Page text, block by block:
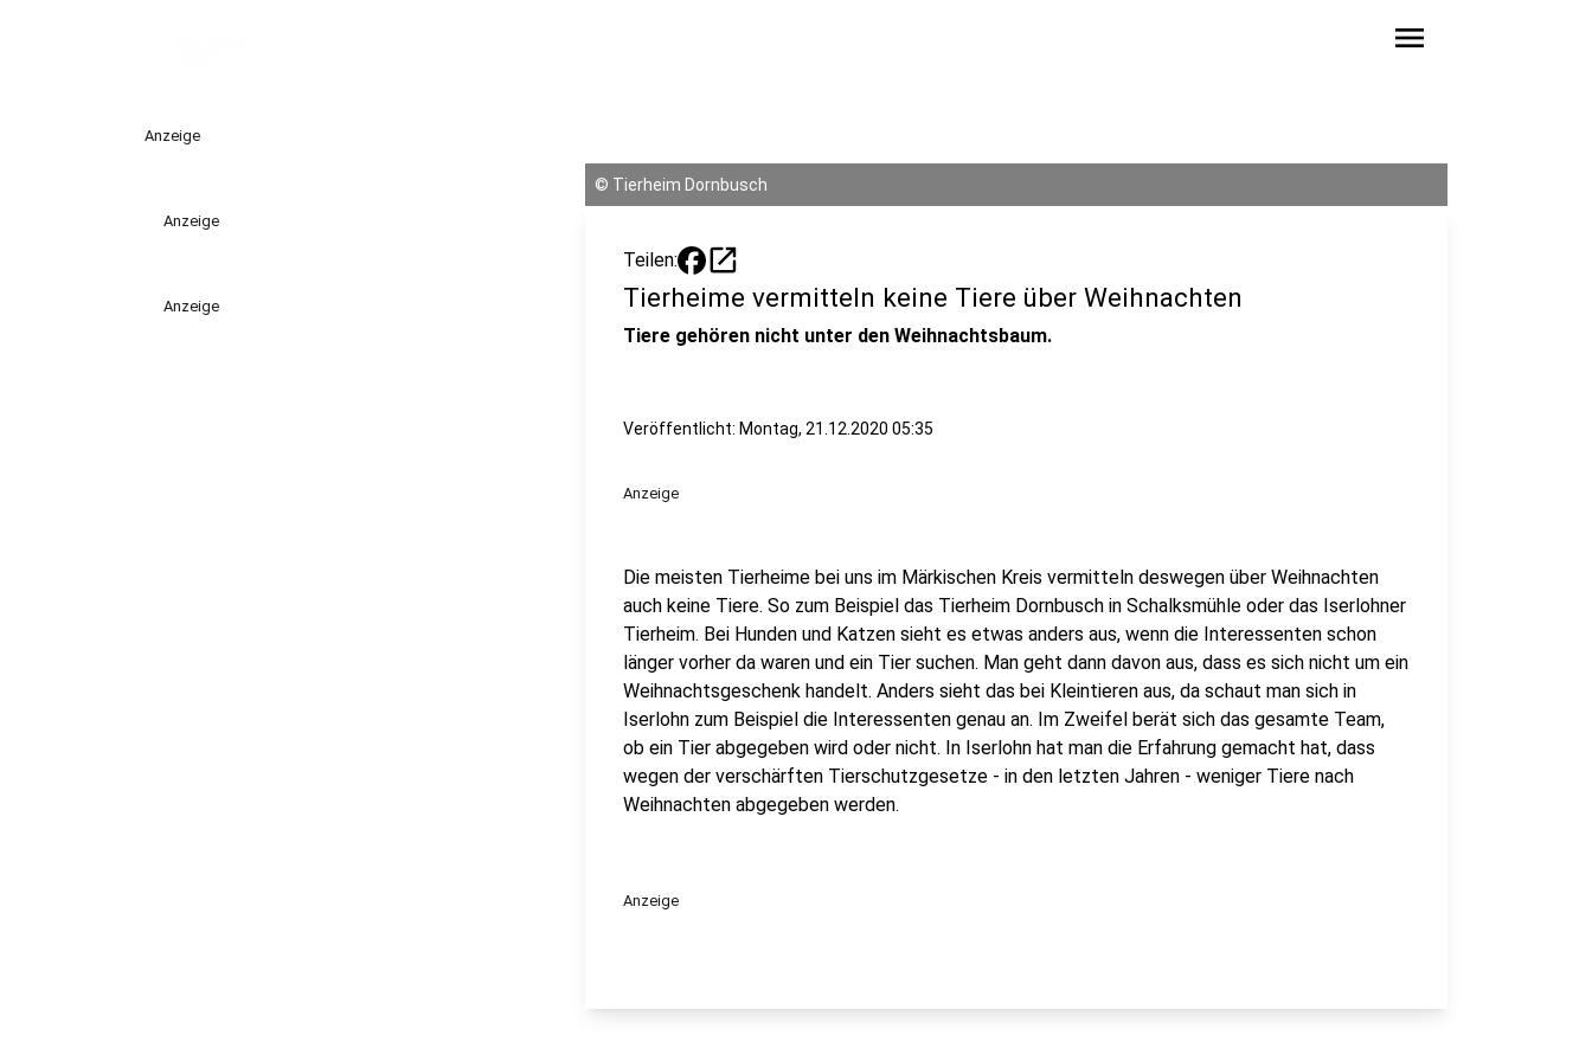
menu
Anzeige
Anzeige
Anzeige
© Tierheim Dornbusch
Teilen: open_in_new
Tierheime vermitteln keine Tiere über Weihnachten
Tiere gehören nicht unter den Weihnachtsbaum.
Veröffentlicht: Montag, 21.12.2020 05:35
Anzeige
Die meisten Tierheime bei uns im Märkischen Kreis vermitteln deswegen über Weihnachten
auch keine Tiere. So zum Beispiel das Tierheim Dornbusch in Schalksmühle oder das Iserlohner
Tierheim. Bei Hunden und Katzen sieht es etwas anders aus, wenn die Interessenten schon
länger vorher da waren und ein Tier suchen. Man geht dann davon aus, dass es sich nicht um ein
Weihnachtsgeschenk handelt. Anders sieht das bei Kleintieren aus, da schaut man sich in
Iserlohn zum Beispiel die Interessenten genau an. Im Zweifel berät sich das gesamte Team,
ob ein Tier abgegeben wird oder nicht. In Iserlohn hat man die Erfahrung gemacht hat, dass
wegen der verschärften Tierschutzgesetze - in den letzten Jahren - weniger Tiere nach
Weihnachten abgegeben werden.
Anzeige